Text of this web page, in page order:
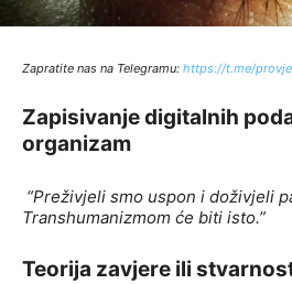
Zapratite nas na Telegramu: https://t.me/
Zapisivanje digitalnih
organizam
“Preživjeli smo uspon i doživjeli
Transhumanizmom će biti isto.”
Teorija zavjere ili